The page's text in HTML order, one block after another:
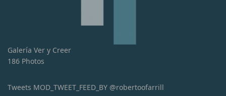
Galería Ver y Creer
186 Photos
Tweets MOD_TWEET_FEED_BY @robertoofarrill